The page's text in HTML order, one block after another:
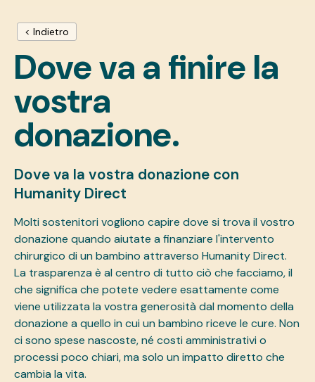
< Indietro
Dove va a finire la
vostra
donazione.
Dove va la vostra donazione con
Humanity Direct
Molti sostenitori vogliono capire dove si trova il vostro
donazione quando aiutate a finanziare l'intervento
chirurgico di un bambino attraverso Humanity Direct.
La trasparenza è al centro di tutto ciò che facciamo, il
che significa che potete vedere esattamente come
viene utilizzata la vostra generosità dal momento della
donazione a quello in cui un bambino riceve le cure. Non
ci sono spese nascoste, né costi amministrativi o
processi poco chiari, ma solo un impatto diretto che
cambia la vita.